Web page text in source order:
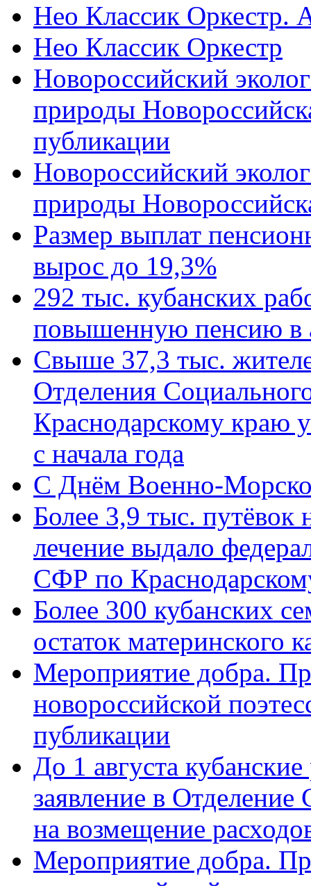
Нео Классик Оркестр.
Нео Классик Оркестр
Новороссийский
природы
публикации
Новороссийский
природы
Размер выплат
вырос до 19,3%
292 тыс. кубанских
повышенную пенсию в
Свыше 37,3 тыс.
Отделения
Краснодарскому краю
с начала года
C Днём Военно-
Более 3,9 тыс. путёвок
лечение выдало
СФР по
Более 300 кубанских
остаток материнского
Мероприятие добра.
новороссийской
публикации
До 1 августа
заявление в
на возмещение
Мероприятие добра.